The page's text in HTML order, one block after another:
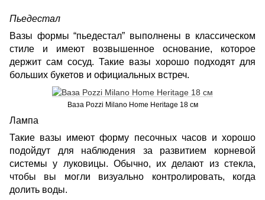
Пьедестал
Вазы формы “пьедестал” выполнены в классическом
стиле и имеют возвышенное основание, которое
держит сам сосуд. Такие вазы хорошо подходят для
больших букетов и официальных встреч.
Ваза Pozzi Milano Home Heritage 18 см
Лампа
Такие вазы имеют форму песочных часов и хорошо
подойдут для наблюдения за развитием корневой
системы у луковицы. Обычно, их делают из стекла,
чтобы вы могли визуально контролировать, когда
долить воды.